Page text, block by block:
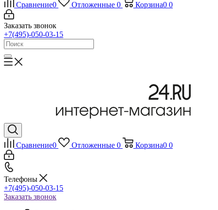
Сравнение0 Отложенные 0 Корзина0 0
Заказать звонок
+7(495)-050-03-15
Сравнение0 Отложенные 0 Корзина0 0
Телефоны
+7(495)-050-03-15
Заказать звонок